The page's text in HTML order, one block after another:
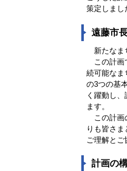
策定しまし
遠藤市
新たなま
この計画
続可能なま
の3つの基
く躍動し
ます。
この計画
りも皆さ
ご理解とご
計画の